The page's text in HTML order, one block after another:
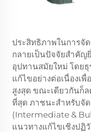
ประสิทธิภาพในการจั
กลายเป็นปัจจัยสำคัญ
อุปทานสมัยใหม่ โดยธุ
แก้ไขอย่างต่อเนื่องเ
สูงสุด ขณะเดียวกันก็
ที่สุด ภาชนะสำหรับจั
(Intermediate &
แนวทางแก้ไขเชิงปฏิ